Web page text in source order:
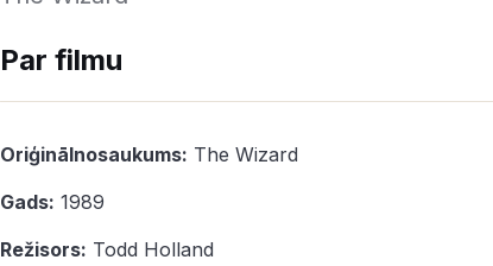
Par filmu
Oriģinālnosaukums: The Wizard
Gads: 1989
Režisors: Todd Holland